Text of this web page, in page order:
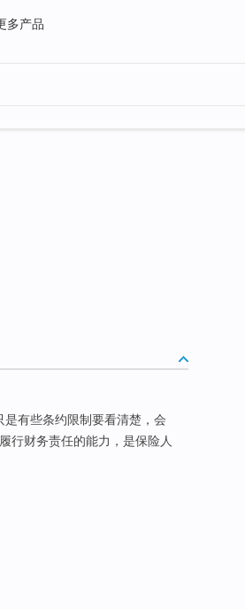
多产品
是有些条约限制要看清楚，会
行财务责任的能力，是保险人